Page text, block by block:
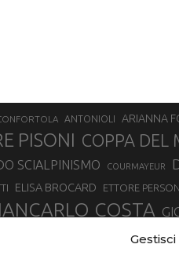
ANTONIOLI ARIANNA
PISONI COPPA DEL
SCIALPINISMO COURMAYEUR
ELISA BROCARD ETTORE
COSTA
LUCA MATTEOTTI
EYDALLIN